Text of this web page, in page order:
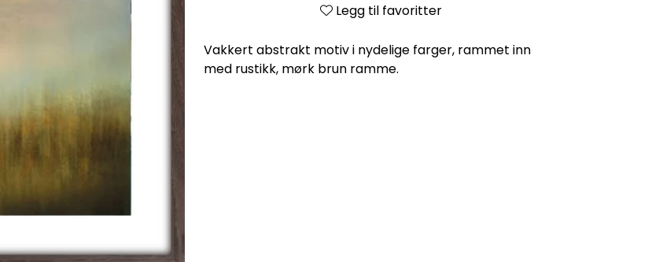
Legg til favoritter
Vakkert abstrakt motiv i nydelige farger, rammet inn
med rustikk, mørk brun ramme.